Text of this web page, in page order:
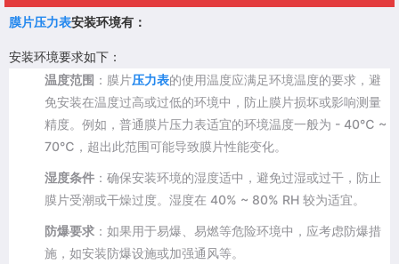
膜片压力表安装环境有：
安装环境要求如下：
温度范围 ：膜片压力表的使用温度应满足环境温度的要求，避
免安装在温度过高或过低的环境中，防止膜片损坏或影响测量
精度。例如，普通膜片压力表适宜的环境温度一般为 - 40℃ ~
70℃，超出此范围可能导致膜片性能变化。
湿度条件 ：确保安装环境的湿度适中，避免过湿或过干，防止
膜片受潮或干燥过度。湿度在 40% ~ 80% RH 较为适宜。
防爆要求 ：如果用于易爆、易燃等危险环境中，应考虑防爆措
施，如安装防爆设施或加强通风等。